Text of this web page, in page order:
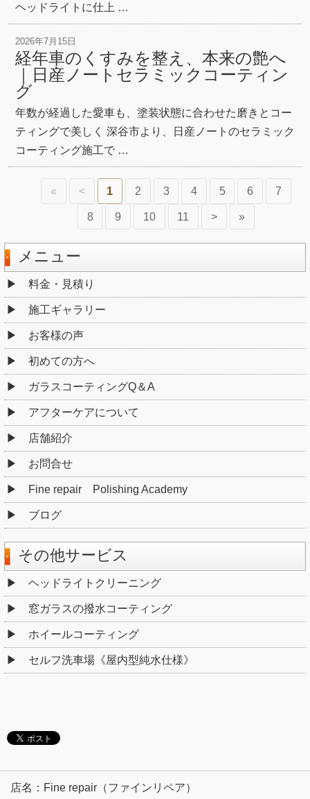
ヘッドライトに仕上 …
2026年7月15日
経年車のくすみを整え、本来の艶へ
｜日産ノートセラミックコーティン
グ
年数が経過した愛車も、塗装状態に合わせた磨きとコー
ティングで美しく 深谷市より、日産ノートのセラミック
コーティング施工で …
« < 1 2 3 4 5 6 7
8 9 10 11 > »
メニュー
料金・見積り
施工ギャラリー
お客様の声
初めての方へ
ガラスコーティングQ＆A
アフターケアについて
店舗紹介
お問合せ
Fine repair Polishing Academy
ブログ
その他サービス
ヘッドライトクリーニング
窓ガラスの撥水コーティング
ホイールコーティング
セルフ洗車場《屋内型純水仕様》
店名：Fine repair（ファインリペア）